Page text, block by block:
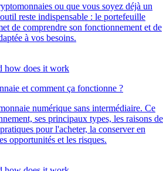
ou que vous soyez déjà un
reste indispensable : le portefeuille
de comprendre son fonctionnement et de
à vos besoins.
et comment ça fonctionne ?
numérique sans intermédiaire. Ce
ses principaux types, les raisons de
pour l'acheter, la conserver en
opportunités et les risques.